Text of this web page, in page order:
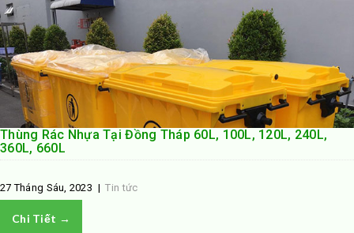
Thùng Rác Nhựa Tại Đồng Tháp 60L, 100L, 120L, 240L,
360L, 660L
27 Tháng Sáu, 2023 |Tin tức
Chi Tiết →